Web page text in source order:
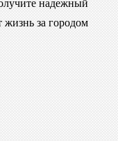
надежный
жизнь за городом